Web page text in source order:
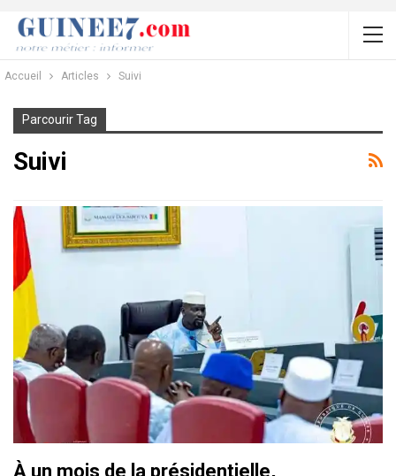
Accueil Articles Suivi
Parcourir Tag
Suivi
À un mois de la présidentielle,